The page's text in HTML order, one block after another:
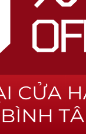
Da Cá Sấu Thật